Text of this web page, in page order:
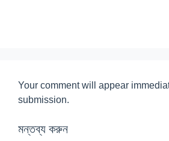
Your comment will appear
submission.
মন্তব্য করুন